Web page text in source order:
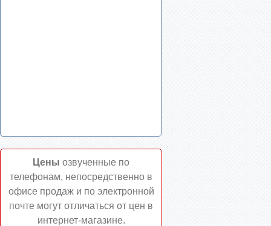
Цены озвученные по
телефонам, непосредственно в
офисе продаж и по электронной
почте могут отличаться от цен в
интернет-магазине.